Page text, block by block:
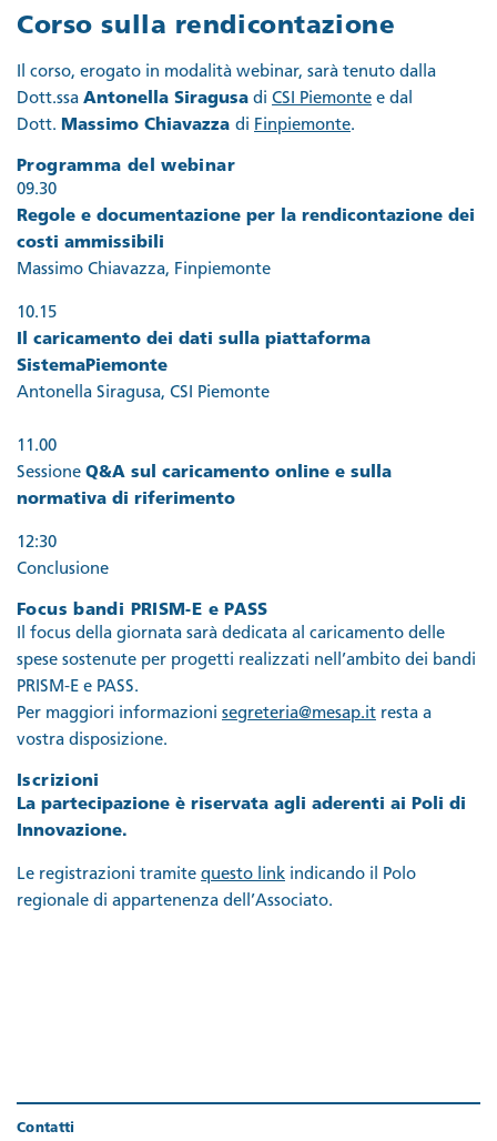
Corso sulla rendicontazione
Il corso, erogato in modalità webinar, sarà tenuto dalla
Dott.ssa Antonella Siragusa di CSI Piemonte e dal
Dott. Massimo Chiavazza di Finpiemonte.
Programma del webinar
09.30
Regole e documentazione per la rendicontazione dei
costi ammissibili
Massimo Chiavazza, Finpiemonte
10.15
Il caricamento dei dati sulla piattaforma
SistemaPiemonte
Antonella Siragusa, CSI Piemonte
11.00
Sessione Q&A sul caricamento online e sulla
normativa di riferimento
12:30
Conclusione
Focus bandi PRISM-E e PASS
Il focus della giornata sarà dedicata al caricamento delle
spese sostenute per progetti realizzati nell’ambito dei bandi
PRISM-E e PASS.
Per maggiori informazioni segreteria@mesap.it resta a
vostra disposizione.
Iscrizioni
La partecipazione è riservata agli aderenti ai Poli di
Innovazione.
Le registrazioni tramite questo link indicando il Polo
regionale di appartenenza dell’Associato.
Contatti